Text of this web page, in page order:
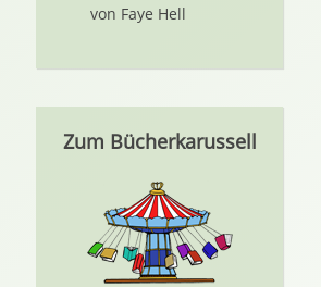
von Faye Hell
Zum Bücherkarussell